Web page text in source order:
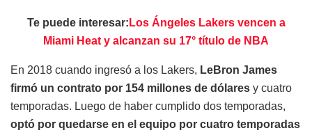
Te puede interesar: Los Ángeles Lakers vencen a
Miami Heat y alcanzan su 17° título de NBA
En 2018 cuando ingresó a los Lakers, LeBron James
firmó un contrato por 154 millones de dólares y cuatro
temporadas. Luego de haber cumplido dos temporadas,
optó por quedarse en el equipo por cuatro temporadas